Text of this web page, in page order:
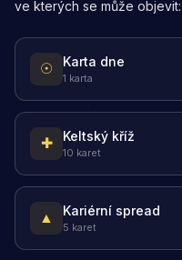
ve kterých se může objevit:
☉ Karta dne
1 karta
✚ Keltský kříž
10 karet
▲ Kariérní spread
5 karet